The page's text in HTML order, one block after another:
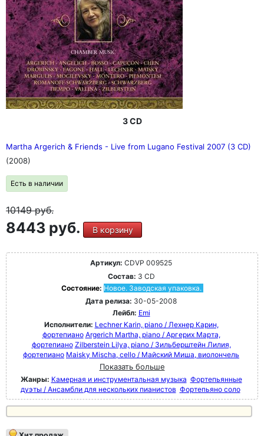
3 CD
Martha Argerich & Friends - Live from Lugano Festival 2007 (3 CD)
(2008)
Есть в наличии
10149руб.
8443 руб. В корзину
Артикул: CDVP 009525
Состав: 3 CD
Состояние: Новое. Заводская упаковка.
Дата релиза: 30-05-2008
Лейбл: Emi
Исполнители: Lechner Karin, piano / Лехнер Карин,
фортепиано Argerich Martha, piano / Аргерих Марта,
фортепиано Zilberstein Lilya, piano / Зильберштейн Лилия,
фортепиано Maisky Mischa, cello / Майский Миша, виолончель
Показать больше
Жанры: Камерная и инструментальная музыка Фортепьянные
дуэты / Ансамбли для нескольких пианистов Фортепьяно соло